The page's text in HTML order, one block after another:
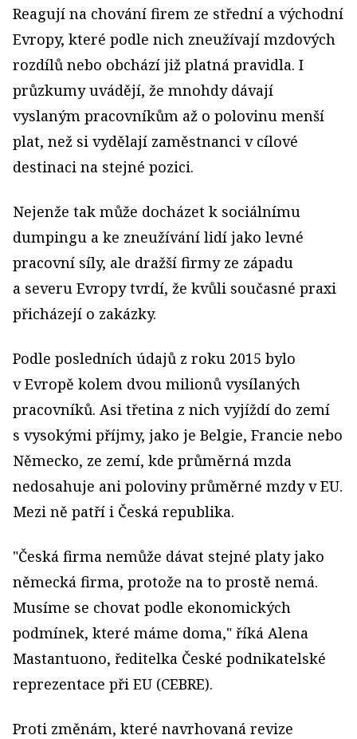
Reagují na chování firem ze střední a východní
Evropy, které podle nich zneužívají mzdových
rozdílů nebo obchází již platná pravidla. I
průzkumy uvádějí, že mnohdy dávají
vyslaným pracovníkům až o polovinu menší
plat, než si vydělají zaměstnanci v cílové
destinaci na stejné pozici.
Nejenže tak může docházet k sociálnímu
dumpingu a ke zneužívání lidí jako levné
pracovní síly, ale dražší firmy ze západu
a severu Evropy tvrdí, že kvůli současné praxi
přicházejí o zakázky.
Podle posledních údajů z roku 2015 bylo
v Evropě kolem dvou milionů vysílaných
pracovníků. Asi třetina z nich vyjíždí do zemí
s vysokými příjmy, jako je Belgie, Francie nebo
Německo, ze zemí, kde průměrná mzda
nedosahuje ani poloviny průměrné mzdy v EU.
Mezi ně patří i Česká republika.
"Česká firma nemůže dávat stejné platy jako
německá firma, protože na to prostě nemá.
Musíme se chovat podle ekonomických
podmínek, které máme doma," říká Alena
Mastantuono, ředitelka České podnikatelské
reprezentace při EU (CEBRE).
Proti změnám, které navrhovaná revize